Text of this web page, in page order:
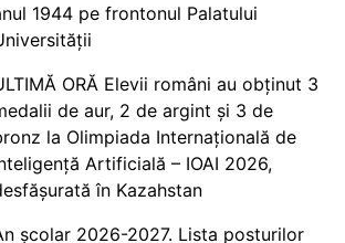
1944 pe frontonul Palatului
ORĂ Elevii români au obținut 3
de aur, 2 de argint și 3 de
la Olimpiada Internațională de
Artificială – IOAI 2026,
în Kazahstan
școlar 2026-2027. Lista posturilor